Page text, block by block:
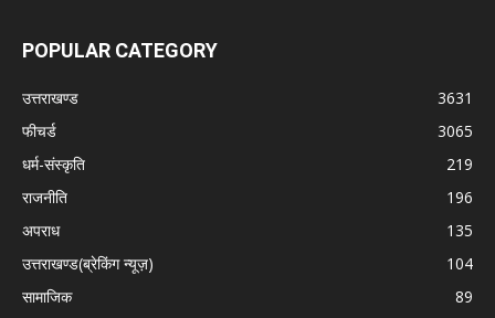
POPULAR CATEGORY
उत्तराखण्ड
3631
फीचर्ड
3065
धर्म-संस्कृति
219
राजनीति
196
अपराध
135
उत्तराखण्ड(ब्रेकिंग न्यूज़)
104
सामाजिक
89